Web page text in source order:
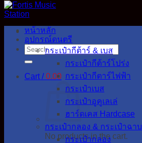
Search
for:
Cart /0.00
No products in the cart.
หน้าหลัก
อุปกรณ์ดนตรี
กระเป๋ากีต้าร์ & เบส
กระเป๋ากีต้าร์โปร่ง
กระเป๋ากีตาร์ไฟฟ้า
กระเป๋าเบส
กระเป๋าอูคูเลเล่
ฮาร์ดเคส Hardcase
กระเป๋ากลอง & กระเป๋าฉาบ
กระเป๋ากลอง